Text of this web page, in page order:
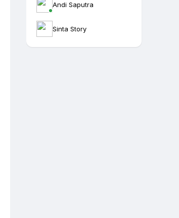
Andi Saputra
Sinta Story